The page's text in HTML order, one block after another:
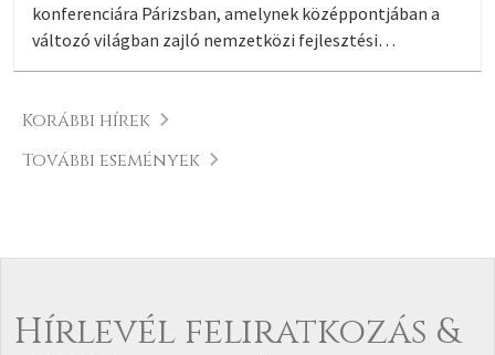
konferenciára Párizsban, amelynek középpontjában a
változó világban zajló nemzetközi fejlesztési
együttműködés stratégiai irányai álltak.
Korábbi hírek
További események
Hírlevél feliratkozás &